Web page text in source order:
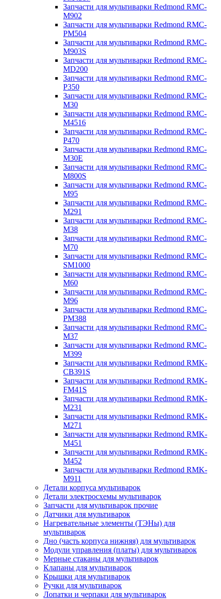
Запчасти для мультиварки Redmond RMC-
M902
Запчасти для мультиварки Redmond RMC-
PM504
Запчасти для мультиварки Redmond RMC-
M903S
Запчасти для мультиварки Redmond RMC-
MD200
Запчасти для мультиварки Redmond RMC-
P350
Запчасти для мультиварки Redmond RMC-
M30
Запчасти для мультиварки Redmond RMC-
M4516
Запчасти для мультиварки Redmond RMC-
P470
Запчасти для мультиварки Redmond RMC-
M30E
Запчасти для мультиварки Redmond RMC-
M800S
Запчасти для мультиварки Redmond RMC-
M95
Запчасти для мультиварки Redmond RMC-
M291
Запчасти для мультиварки Redmond RMC-
M38
Запчасти для мультиварки Redmond RMC-
M70
Запчасти для мультиварки Redmond RMC-
SM1000
Запчасти для мультиварки Redmond RMC-
M60
Запчасти для мультиварки Redmond RMC-
M96
Запчасти для мультиварки Redmond RMC-
PM388
Запчасти для мультиварки Redmond RMC-
M37
Запчасти для мультиварки Redmond RMC-
M399
Запчасти для мультиварки Redmond RMK-
CB391S
Запчасти для мультиварки Redmond RMK-
FM41S
Запчасти для мультиварки Redmond RMK-
M231
Запчасти для мультиварки Redmond RMK-
M271
Запчасти для мультиварки Redmond RMK-
M451
Запчасти для мультиварки Redmond RMK-
M452
Запчасти для мультиварки Redmond RMK-
M911
Детали корпуса мультиварок
Детали электросхемы мультиварок
Запчасти для мультиварок прочие
Датчики для мультиварок
Нагревательные элементы (ТЭНы) для
мультиварок
Дно (часть корпуса нижняя) для мультиварок
Модули управления (платы) для мультиварок
Мерные стаканы для мультиварок
Клапаны для мультиварок
Крышки для мультиварок
Ручки для мультиварок
Лопатки и черпаки для мультиварок